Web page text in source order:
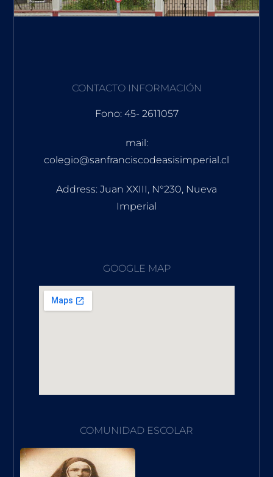
CONTACTO INFORMACIÓN
Fono: 45- 2611057
mail:
colegio@sanfranciscodeasisimperial.cl
Address: Juan XXIII, N°230, Nueva
Imperial
GOOGLE MAP
COMUNIDAD ESCOLAR